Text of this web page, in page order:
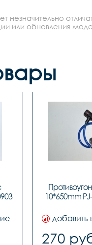
или обновления
10*650mm
добавить
270